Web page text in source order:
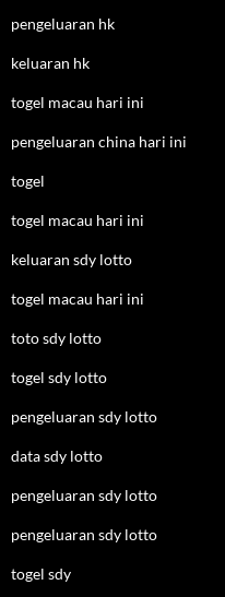
pengeluaran hk
keluaran hk
togel macau hari ini
pengeluaran china hari ini
togel
togel macau hari ini
keluaran sdy lotto
togel macau hari ini
toto sdy lotto
togel sdy lotto
pengeluaran sdy lotto
data sdy lotto
pengeluaran sdy lotto
pengeluaran sdy lotto
togel sdy